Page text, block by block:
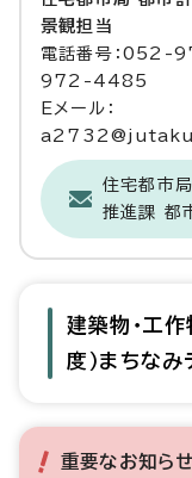
景観担当
電話番号：052-
972-4485
Eメール：
住宅都市
推進課 都
建築物・工
度）まちなみ
重要なお知らせ